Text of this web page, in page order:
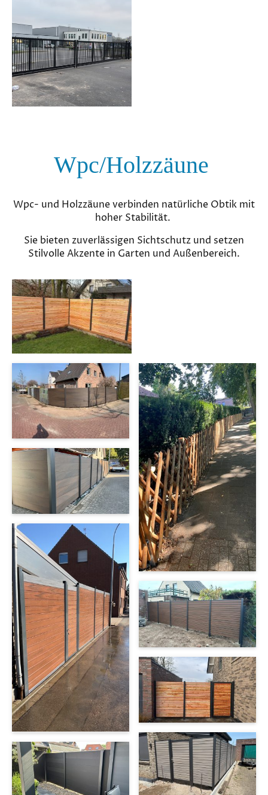
Wpc/Holzzäune
Wpc- und Holzzäune verbinden natürliche Obtik mit
hoher Stabilität.
Sie bieten zuverlässigen Sichtschutz und setzen
Stilvolle Akzente in Garten und Außenbereich.